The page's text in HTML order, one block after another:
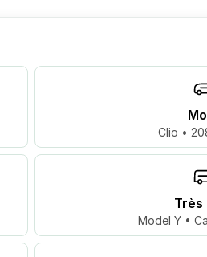
Clio •
Très
Model Y •